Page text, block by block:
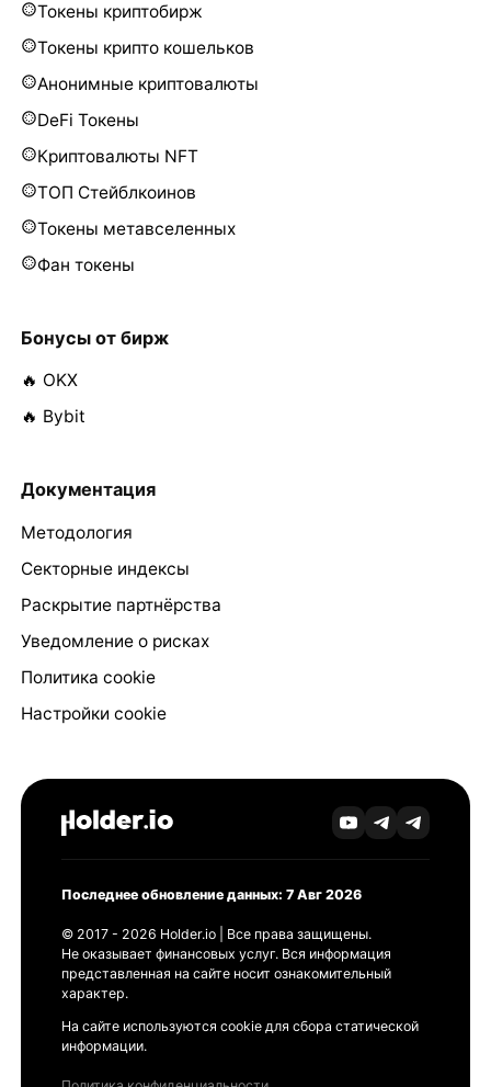
Токены криптобирж
Токены крипто кошельков
Анонимные криптовалюты
DeFi Токены
Криптовалюты NFT
ТОП Стейблкоинов
Токены метавселенных
Фан токены
Бонусы от бирж
🔥 OKX
🔥 Bybit
Документация
Методология
Секторные индексы
Раскрытие партнёрства
Уведомление о рисках
Политика cookie
Настройки cookie
Последнее обновление данных: 7 Авг 2026
© 2017 - 2026 Holder.io | Все права защищены.
Не оказывает финансовых услуг. Вся информация
представленная на сайте носит ознакомительный
характер.
На сайте используются cookie для сбора статической
информации.